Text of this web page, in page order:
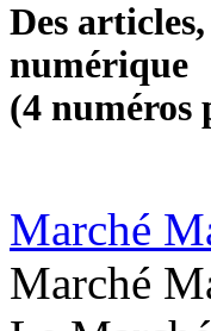
Des
numérique
(4 numéros
Marché
Marché